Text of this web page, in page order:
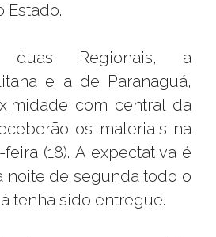
Estado.
duas Regionais, a
e a de Paranaguá,
com central da
os materiais na
(18). A expectativa é
noite de segunda todo o
tenha sido entregue.